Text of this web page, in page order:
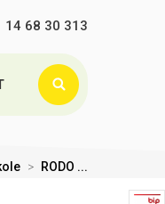
14 68 30 313
> RODO ...